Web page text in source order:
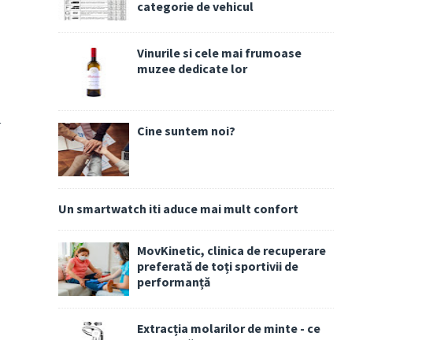
categorie de vehicul
Vinurile si cele mai frumoase
muzee dedicate lor
Cine suntem noi?
Un smartwatch iti aduce mai mult confort
MovKinetic, clinica de recuperare
preferată de toți sportivii de
performanță
Extracția molarilor de minte - ce